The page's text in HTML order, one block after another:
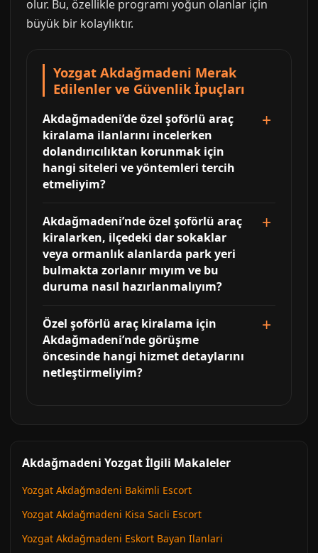
olur. Bu, özellikle programı yoğun olanlar için
büyük bir kolaylıktır.
Yozgat Akdağmadeni Merak
Edilenler ve Güvenlik İpuçları
Akdağmadeni’de özel şoförlü araç
kiralama ilanlarını incelerken
dolandırıcılıktan korunmak için
hangi siteleri ve yöntemleri tercih
etmeliyim?
Akdağmadeni’nde özel şoförlü araç
kiralarken, ilçedeki dar sokaklar
veya ormanlık alanlarda park yeri
bulmakta zorlanır mıyım ve bu
duruma nasıl hazırlanmalıyım?
Özel şoförlü araç kiralama için
Akdağmadeni’nde görüşme
öncesinde hangi hizmet detaylarını
netleştirmeliyim?
Akdağmadeni Yozgat İlgili Makaleler
Yozgat Akdağmadeni Bakimli Escort
Yozgat Akdağmadeni Kisa Sacli Escort
Yozgat Akdağmadeni Eskort Bayan Ilanlari